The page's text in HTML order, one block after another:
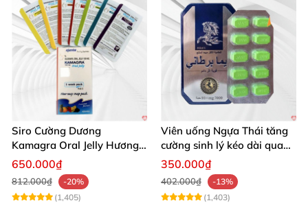
Siro Cường Dương
Kamagra Oral Jelly Hương
Trái Cây Một Hộp 7 Gói
650.000₫
812.000₫
-20%
(1,405)
Viên uống Ngựa Thái tăng
cường sinh lý kéo dài quan
hệ
350.000₫
402.000₫
-13%
(1,403)